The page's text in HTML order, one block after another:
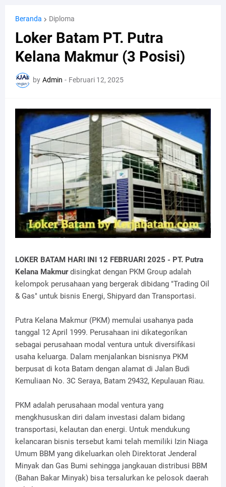
Beranda Diploma
Loker Batam PT. Putra
Kelana Makmur (3 Posisi)
by Admin - Februari 12, 2025
LOKER BATAM HARI INI 12 FEBRUARI 2025 - PT. Putra
Kelana Makmurdisingkat dengan PKM Group adalah
kelompok perusahaan yang bergerak dibidang "Trading Oil
& Gas" untuk bisnis Energi, Shipyard dan Transportasi.
Putra Kelana Makmur (PKM) memulai usahanya pada
tanggal 12 April 1999. Perusahaan ini dikategorikan
sebagai perusahaan modal ventura untuk diversifikasi
usaha keluarga. Dalam menjalankan bisnisnya PKM
berpusat di kota Batam dengan alamat di Jalan Budi
Kemuliaan No. 3C Seraya, Batam 29432, Kepulauan Riau.
PKM adalah perusahaan modal ventura yang
mengkhususkan diri dalam investasi dalam bidang
transportasi, kelautan dan energi. Untuk mendukung
kelancaran bisnis tersebut kami telah memiliki Izin Niaga
Umum BBM yang dikeluarkan oleh Direktorat Jenderal
Minyak dan Gas Bumi sehingga jangkauan distribusi BBM
(Bahan Bakar Minyak) bisa tersalurkan ke pelosok daerah